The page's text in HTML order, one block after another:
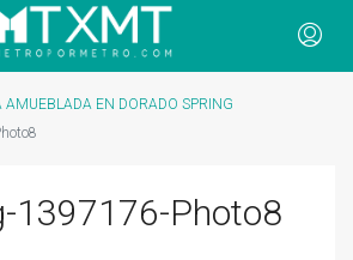
AMUEBLADA EN DORADO SPRING
1397176-Photo8